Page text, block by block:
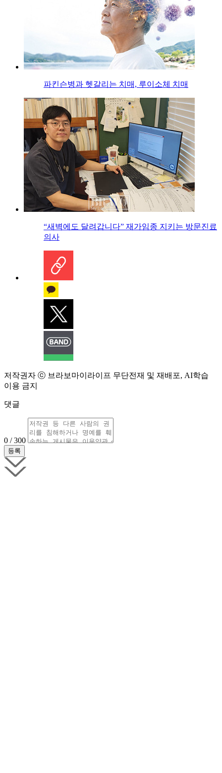
파킨슨병과 헷갈리는 치매, 루이소체 치매
“새벽에도 달려갑니다” 재가임종 지키는 방문진료
의사
저작권자 ⓒ 브라보마이라이프 무단전재 및 재배포, AI학습
이용 금지
댓글
0 / 300